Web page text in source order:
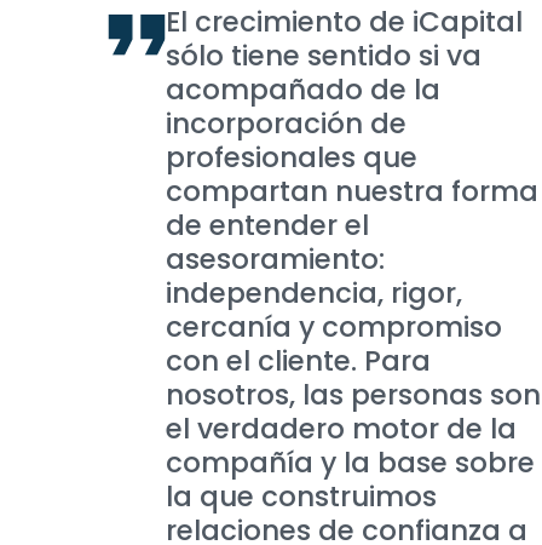
El crecimiento de iCapital
sólo tiene sentido si va
acompañado de la
incorporación de
profesionales que
compartan nuestra forma
de entender el
asesoramiento:
independencia, rigor,
cercanía y compromiso
con el cliente. Para
nosotros, las personas son
el verdadero motor de la
compañía y la base sobre
la que construimos
relaciones de confianza a